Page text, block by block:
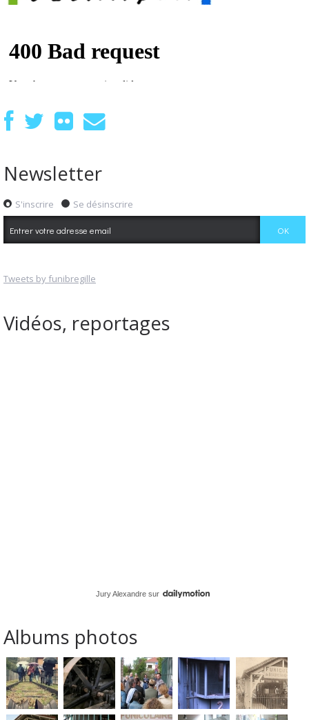
Newsletter
S'inscrire Se désinscrire
Tweets by funibregille
Vidéos, reportages
Jury Alexandre sur
Albums photos